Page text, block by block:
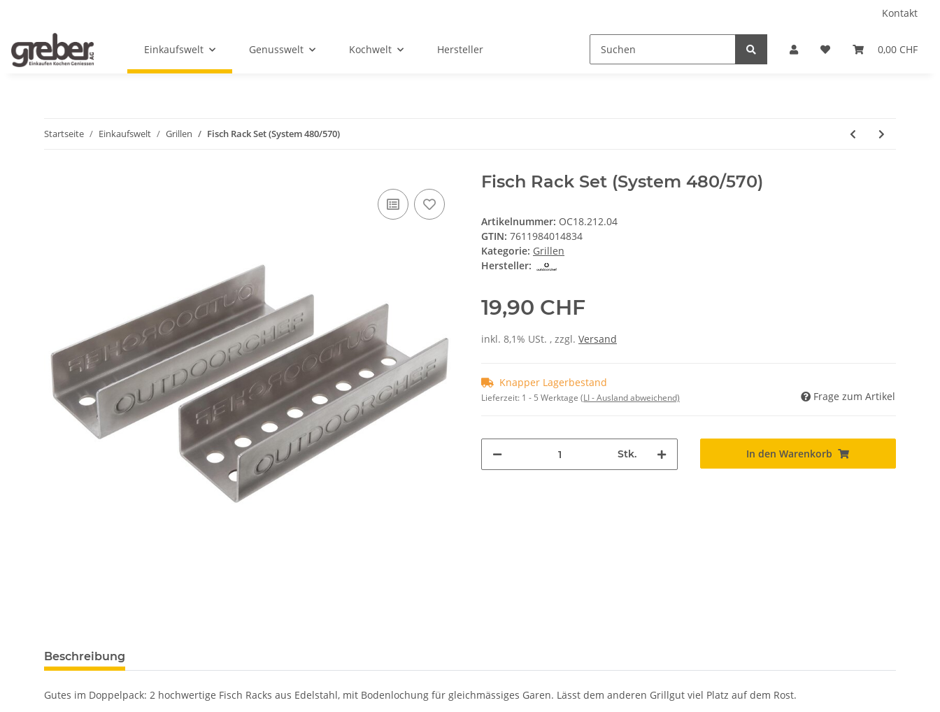
Kontakt
0,00 CHF
Einkaufswelt Genusswelt Kochwelt Hersteller
Startseite Einkaufswelt Grillen Fisch Rack Set (System 480/570)
Fisch Rack Set (System 480/570)
Artikelnummer: OC18.212.04
GTIN: 7611984014834
Kategorie: Grillen
Hersteller:
19,90 CHF
inkl. 8,1% USt. , zzgl. Versand
Knapper Lagerbestand
Lieferzeit: 1 - 5 Werktage (LI - Ausland abweichend) Frage zum Artikel
Stk. In den Warenkorb
Beschreibung
Gutes im Doppelpack: 2 hochwertige Fisch Racks aus Edelstahl, mit Bodenlochung für gleichmässiges Garen. Lässt dem anderen Grillgut viel Platz auf dem Rost.